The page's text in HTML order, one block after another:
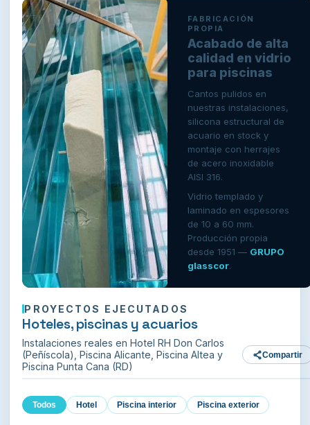
FABRICACIÓN
PROPIA
Acabado de alta
calidad en vidrio
para piscinas
Cantos pulidos en
nuestras instalaciones,
silicona estructural de
acuario en stock y
montaje con herrajes
de acero inoxidable
AISI 316.
Vidrio templado y
laminado en espesores
de 10 a 60 mm.
Producción propia
desde 1951 — GRUPO
glasscor.
PROYECTOS EJECUTADOS
Hoteles, piscinas y acuarios
Instalaciones reales en Hotel RH Don Carlos
(Peñíscola), Piscina Alicante, Piscina Altea y
Piscina Punta Cana (RD)
Compartir
Todos Hotel Piscina interior Piscina exterior